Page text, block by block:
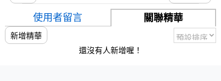
使用者留言 關聯精華
新增精華
還沒有人新增喔！